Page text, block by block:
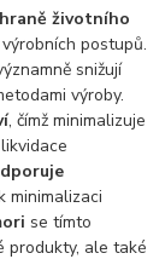
životního
postupů.
snižují
výroby.
, čímž minimalizuje
minimalizaci
se tímto
produkty, ale také